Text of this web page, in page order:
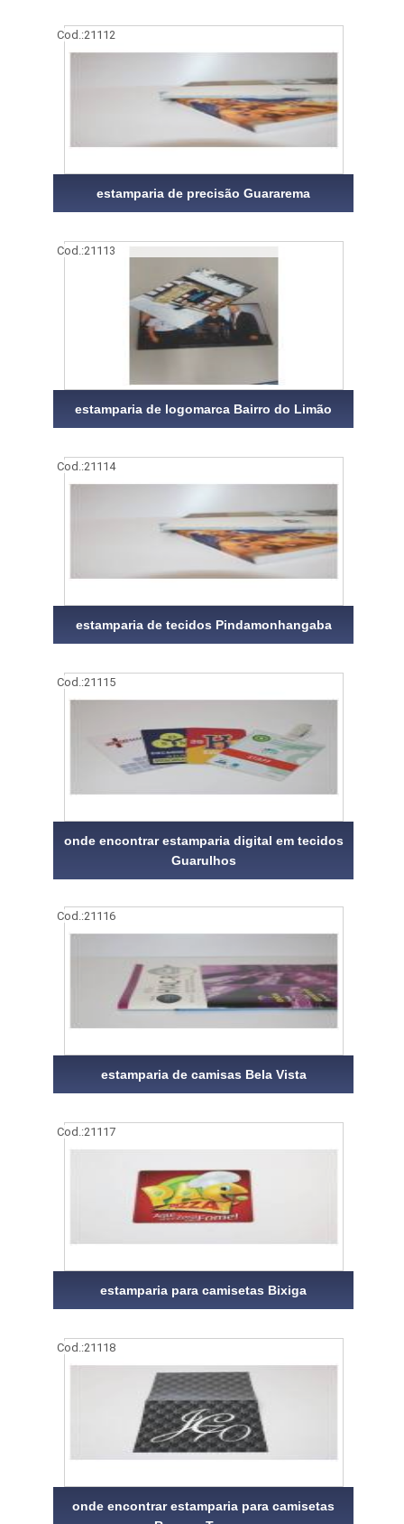
Cod.:21112
estamparia de precisão Guararema
Cod.:21113
estamparia de logomarca Bairro do Limão
Cod.:21114
estamparia de tecidos Pindamonhangaba
Cod.:21115
onde encontrar estamparia digital em tecidos
Guarulhos
Cod.:21116
estamparia de camisas Bela Vista
Cod.:21117
estamparia para camisetas Bixiga
Cod.:21118
onde encontrar estamparia para camisetas